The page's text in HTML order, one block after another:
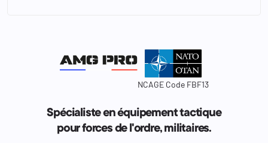
NCAGE Code FBF13
Spécialiste en équipement tactique
pour forces de l'ordre, militaires.